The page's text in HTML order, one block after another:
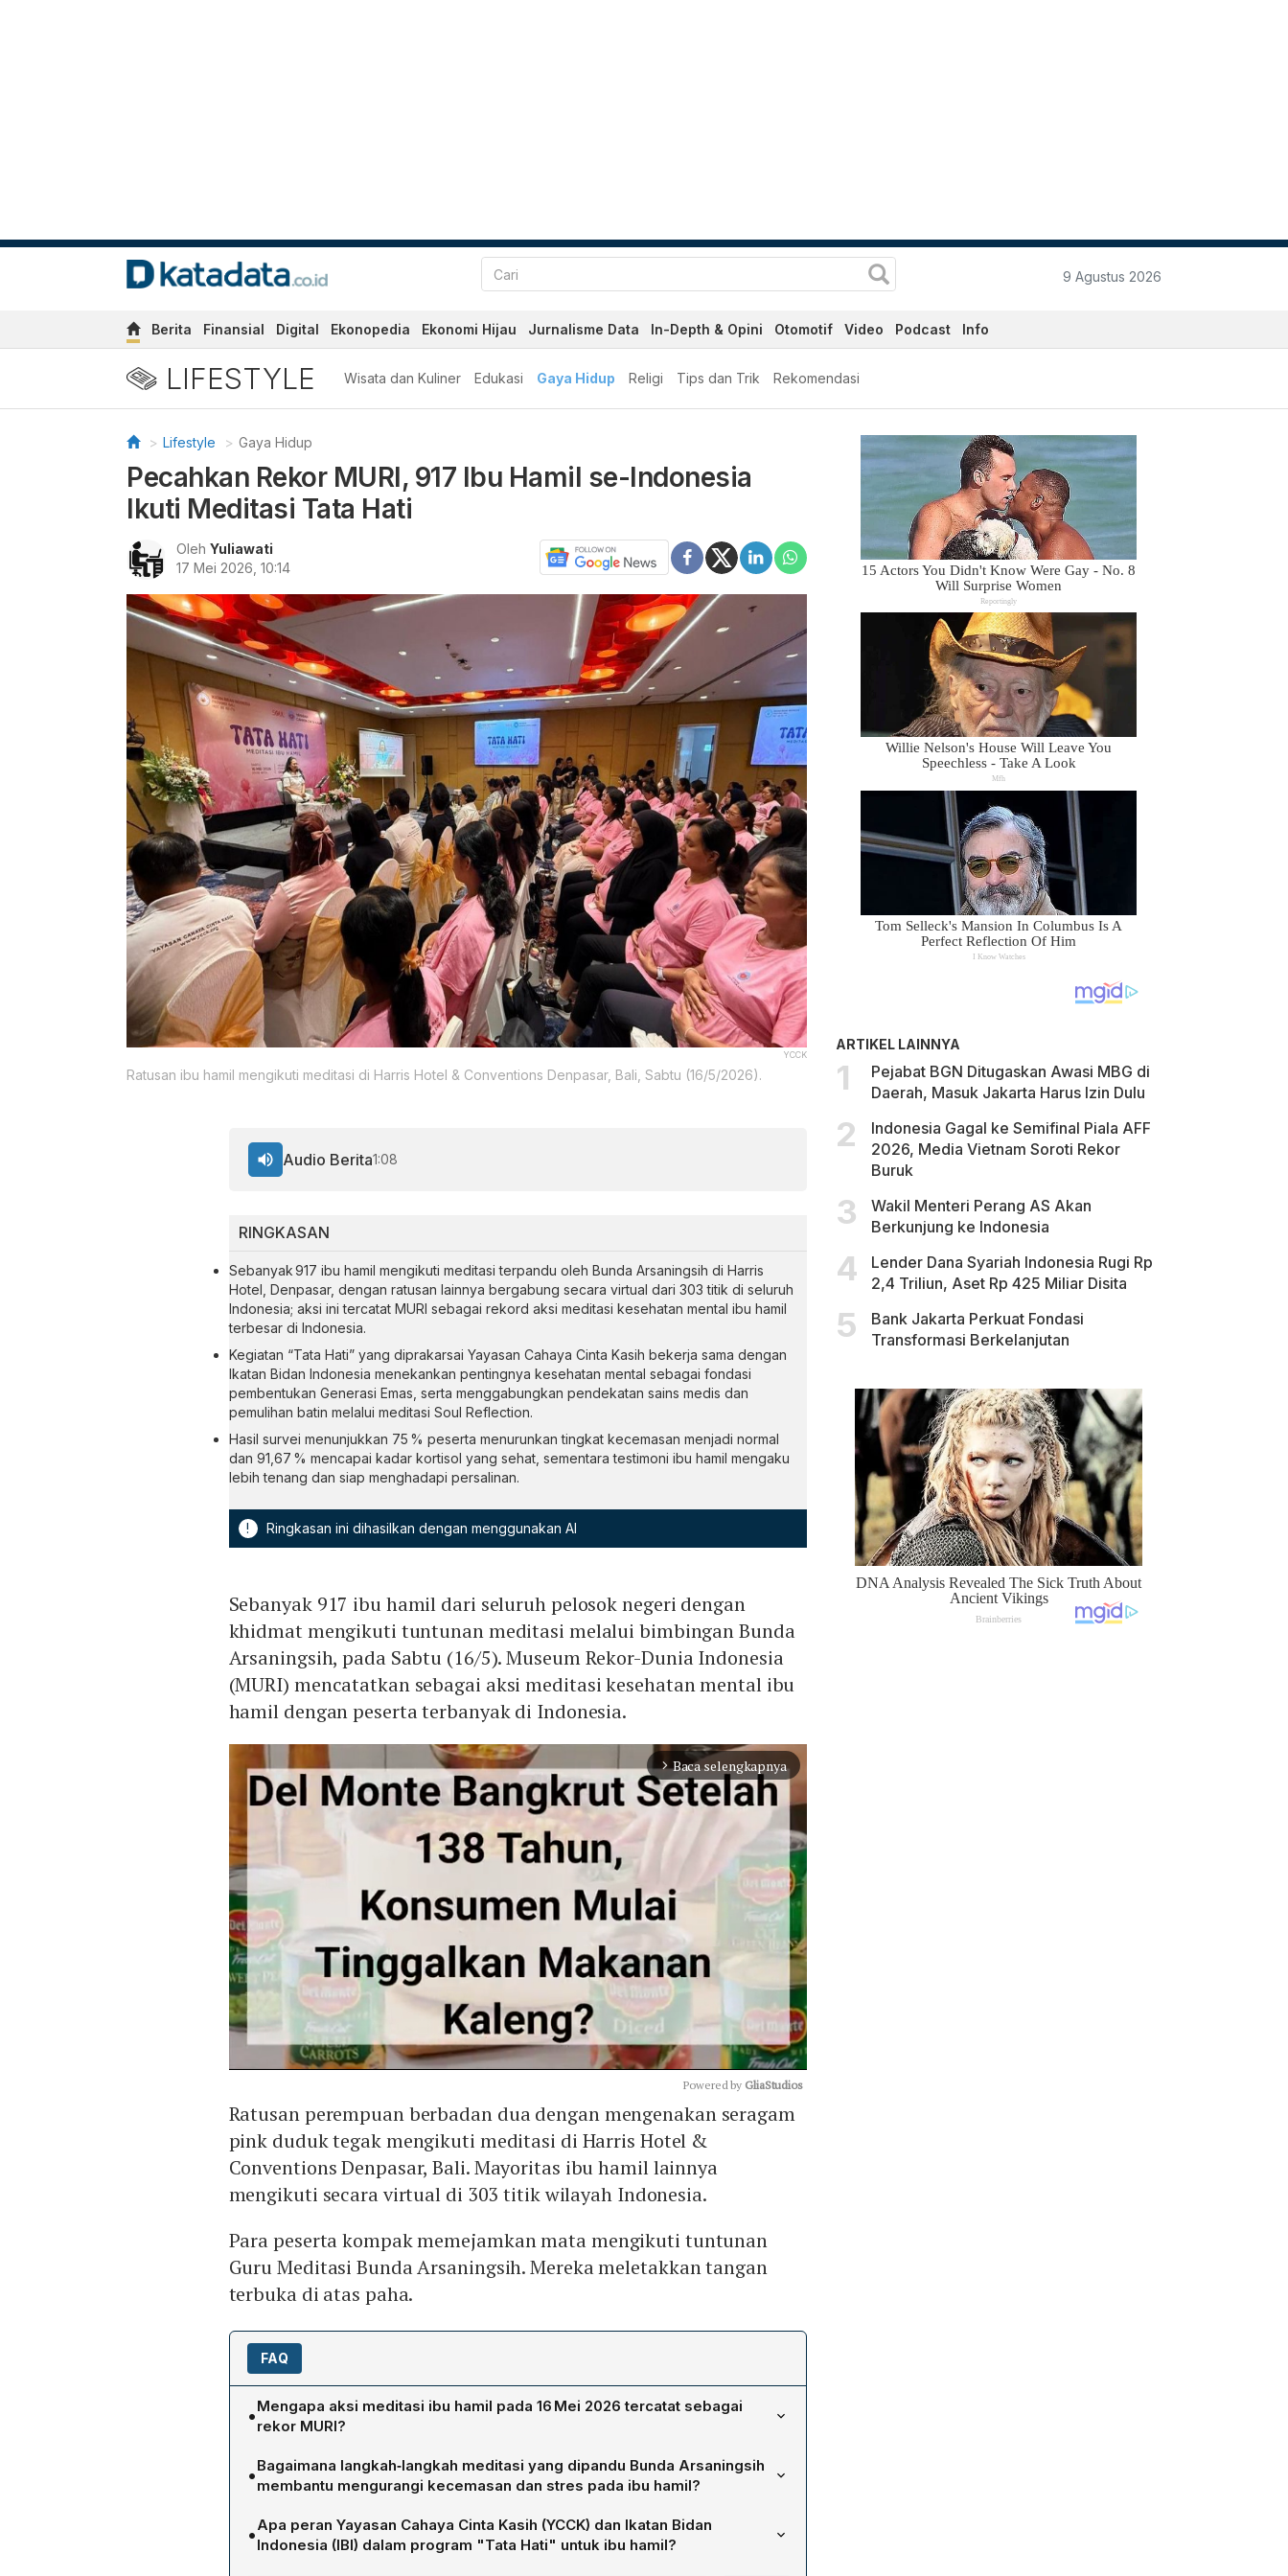
9 Agustus 2026
Berita Finansial Digital Ekonopedia Ekonomi Hijau Jurnalisme Data In-Depth & Opini Otomotif Video Podcast Info
LIFESTYLE Wisata dan Kuliner Edukasi Gaya Hidup Religi Tips dan Trik Rekomendasi
Lifestyle Gaya Hidup
Pecahkan Rekor MURI, 917 Ibu Hamil se-Indonesia
Ikuti Meditasi Tata Hati
Oleh Yuliawati
17 Mei 2026, 10:14
YCCK
Ratusan ibu hamil mengikuti meditasi di Harris Hotel & Conventions Denpasar, Bali, Sabtu (16/5/2026).
RINGKASAN
Sebanyak 917 ibu hamil mengikuti meditasi terpandu oleh Bunda Arsaningsih di Harris
Hotel, Denpasar, dengan ratusan lainnya bergabung secara virtual dari 303 titik di seluruh
Indonesia; aksi ini tercatat MURI sebagai rekord aksi meditasi kesehatan mental ibu hamil
terbesar di Indonesia.
Kegiatan “Tata Hati” yang diprakarsai Yayasan Cahaya Cinta Kasih bekerja sama dengan
Ikatan Bidan Indonesia menekankan pentingnya kesehatan mental sebagai fondasi
pembentukan Generasi Emas, serta menggabungkan pendekatan sains medis dan
pemulihan batin melalui meditasi Soul Reflection.
Hasil survei menunjukkan 75 % peserta menurunkan tingkat kecemasan menjadi normal
dan 91,67 % mencapai kadar kortisol yang sehat, sementara testimoni ibu hamil mengaku
lebih tenang dan siap menghadapi persalinan.
! Ringkasan ini dihasilkan dengan menggunakan AI
Audio Berita1:08
Sebanyak 917 ibu hamil dari seluruh pelosok negeri dengan
khidmat mengikuti tuntunan meditasi melalui bimbingan Bunda
Arsaningsih, pada Sabtu (16/5). Museum Rekor-Dunia Indonesia
(MURI) mencatatkan sebagai aksi meditasi kesehatan mental ibu
hamil dengan peserta terbanyak di Indonesia.
arrow_forward_ios Baca selengkapnya
Powered by GliaStudios
Ratusan perempuan berbadan dua dengan mengenakan seragam
pink duduk tegak mengikuti meditasi di Harris Hotel &
Conventions Denpasar, Bali. Mayoritas ibu hamil lainnya
mengikuti secara virtual di 303 titik wilayah Indonesia.
Para peserta kompak memejamkan mata mengikuti tuntunan
Guru Meditasi Bunda Arsaningsih. Mereka meletakkan tangan
terbuka di atas paha.
FAQ
•Mengapa aksi meditasi ibu hamil pada 16 Mei 2026 tercatat sebagai
rekor MURI?
Museum Rekor-Dunia Indonesia (MURI) mencatat aksi tersebut sebagai meditasi
kesehatan mental ibu hamil dengan peserta terbanyak di Indonesia karena
melibatkan 917 ibu hamil dari seluruh pelosok negeri. Sebanyak ratusan peserta
hadir secara fisik di Harris Hotel & Conventions Denpasar, Bali, sementara sisanya
mengikuti secara virtual di 303 titik wilayah Indonesia. Acara ini diverifikasi langsung
•Bagaimana langkah‑langkah meditasi yang dipandu Bunda Arsaningsih
membantu mengurangi kecemasan dan stres pada ibu hamil?
Meditasi dimulai dengan posisi duduk nyaman, mata terpejam, dan tangan terbuka
di atas paha, diikuti arahan Bunda Arsaningsih untuk menyadari kehadiran janin.
Selanjutnya peserta diminta memegang perut, mengenali serta melepaskan emosi
•Apa peran Yayasan Cahaya Cinta Kasih (YCCK) dan Ikatan Bidan
Indonesia (IBI) dalam program "Tata Hati" untuk ibu hamil?
ARTIKEL LAINNYA
Pejabat BGN Ditugaskan Awasi MBG di
Daerah, Masuk Jakarta Harus Izin Dulu
Indonesia Gagal ke Semifinal Piala AFF
2026, Media Vietnam Soroti Rekor
Buruk
Wakil Menteri Perang AS Akan
Berkunjung ke Indonesia
Lender Dana Syariah Indonesia Rugi Rp
2,4 Triliun, Aset Rp 425 Miliar Disita
Bank Jakarta Perkuat Fondasi
Transformasi Berkelanjutan